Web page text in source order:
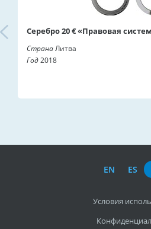
Серебро 20 € «Правовая
СтранаЛитва
Год2018
EN ES
Условия